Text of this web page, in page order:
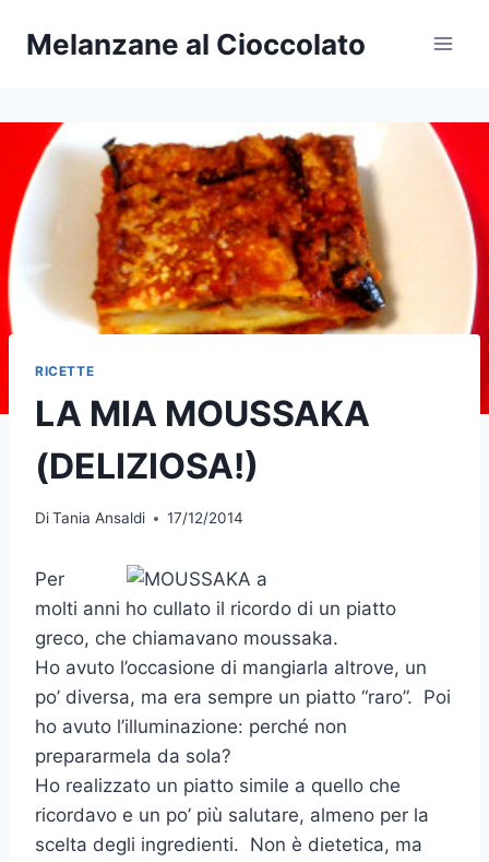
Melanzane al Cioccolato
RICETTE
LA MIA MOUSSAKA
(DELIZIOSA!)
DiTania Ansaldi 17/12/2014
Per
molti anni ho cullato il ricordo di un piatto
greco, che chiamavano moussaka.
Ho avuto l’occasione di mangiarla altrove, un
po’ diversa, ma era sempre un piatto “raro”. Poi
ho avuto l’illuminazione: perché non
prepararmela da sola?
Ho realizzato un piatto simile a quello che
ricordavo e un po’ più salutare, almeno per la
scelta degli ingredienti. Non è dietetica, ma